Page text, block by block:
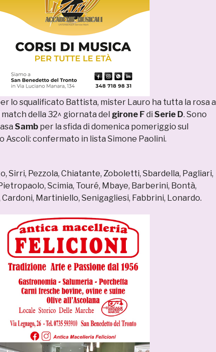
lo squalificato Battista, mister Lauro ha tutta la rosa a
della 32^ giornata del girone Fdi Serie D. Sono
Samb per la sfida di domenica pomeriggio sul
Ascoli: confermato in lista Simone Paolini.
Sirri, Pezzola, Chiatante, Zoboletti, Sbardella, Pagliari,
Scimia, Touré, Mbaye, Barberini, Bontà,
Cardoni, Martiniello, Senigagliesi, Fabbrini, Lonardo.